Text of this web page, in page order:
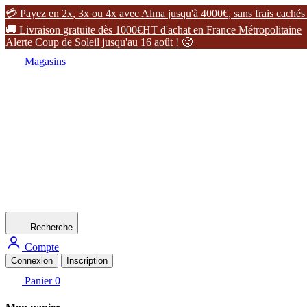
 Payez en 2x, 3x ou 4x avec Alma jusqu'à 4000€, sans frais cachés
 Livraison gratuite dès 1000€HT d'achat en France Métropolitaine
Alerte Coup de Soleil jusqu'au 16 août ! 
Magasins
Recherche
Compte
Connexion Inscription
Panier 0